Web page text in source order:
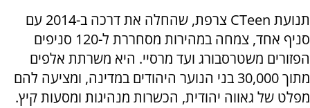
תנועת CTeen צרפת, שהחלה את דרכה ב-2014 עם
סניף אחד, צמחה במהירות מסחררת ל-120 סניפים
הפזורים משטרסבורג ועד מרסיי. היא משרתת אלפים
מתוך 30,000 בני הנוער היהודים במדינה, ומציעה להם
מפלט של גאווה יהודית, הכשרות מנהיגות ומסעות קיץ.